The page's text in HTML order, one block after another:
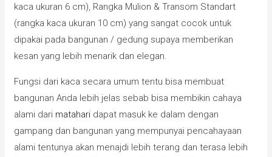
kaca ukuran 6 cm), Rangka Mulion & Transom Standart
(rangka kaca ukuran 10 cm) yang sangat cocok untuk
dipakai pada bangunan / gedung supaya memberikan
kesan yang lebih menarik dan elegan.
Fungsi dari kaca secara umum tentu bisa membuat
bangunan Anda lebih jelas sebab bisa membikin cahaya
alami dari matahari dapat masuk ke dalam dengan
gampang dan bangunan yang mempunyai pencahayaan
alami tentunya akan menajdi lebih terang dan terasa lebih